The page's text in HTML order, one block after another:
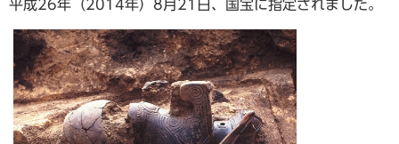
平成26年（2014年）8月21日、国宝に指定されました。